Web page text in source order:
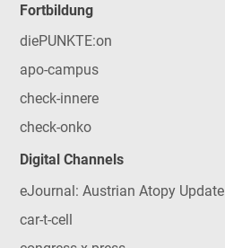
Fortbildung
diePUNKTE:on
apo-campus
check-innere
check-onko
Digital Channels
eJournal: Austrian Atopy Update
car-t-cell